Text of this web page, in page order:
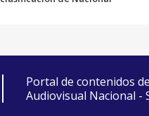
Portal de contenidos
Audiovisual Nacional -